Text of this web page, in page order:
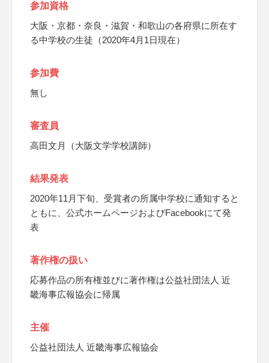
参加資格
大阪・京都・奈良・滋賀・和歌山の各府県に所在す
る中学校の生徒（2020年4月1日現在）
参加費
無し
審査員
高田文月（大阪文学学校講師）
結果発表
2020年11月下旬、受賞者の所属中学校に通知すると
ともに、公式ホームページおよびFacebookにて発
表
著作権の扱い
応募作品の所有権並びに著作権は公益社団法人 近
畿海事広報協会に帰属
主催
公益社団法人 近畿海事広報協会